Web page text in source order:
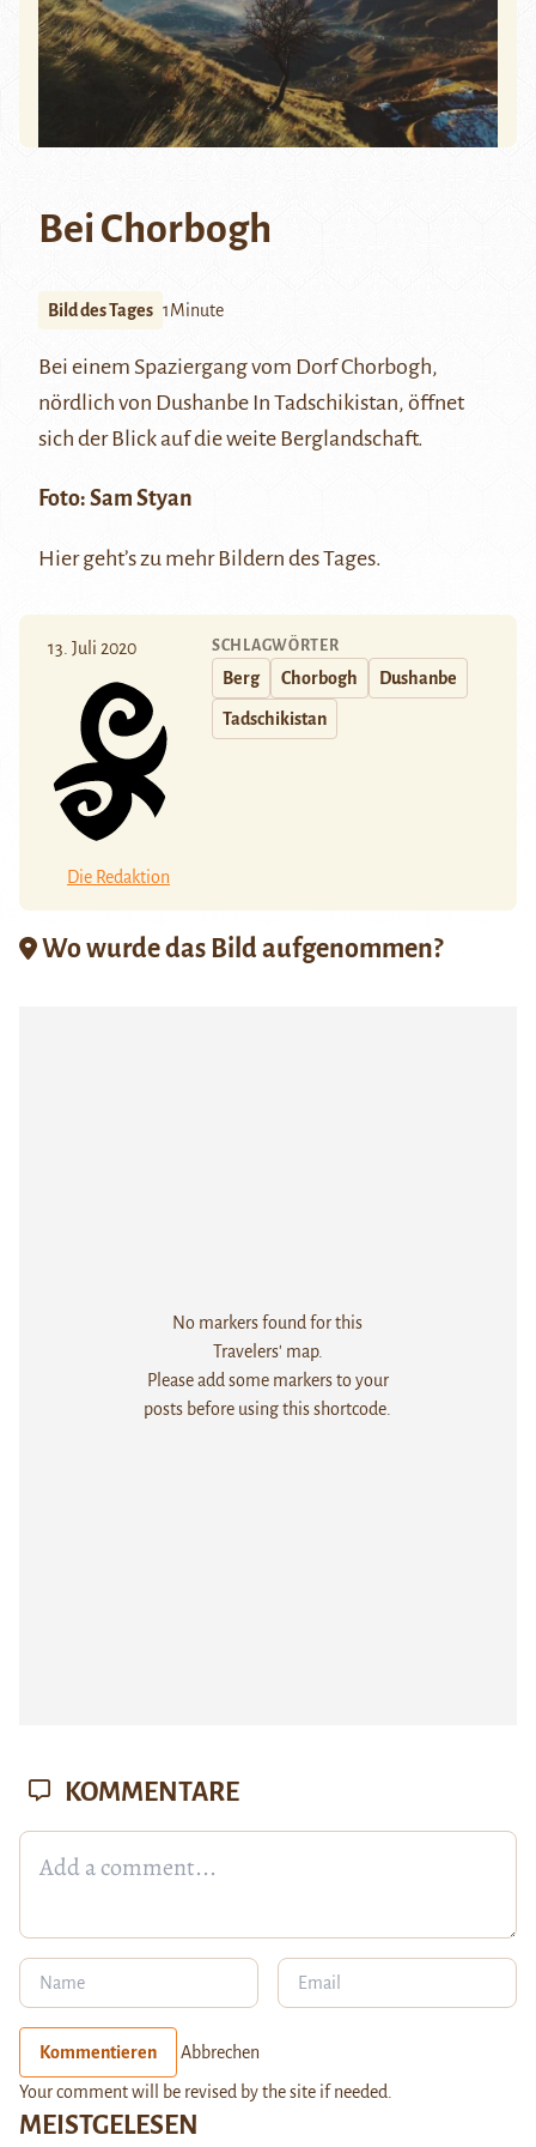
Bei Chorbogh
Bild des Tages 1Minute
Bei einem Spaziergang vom DorfChorbogh,
nördlich von Dushanbe In Tadschikistan, öffnet
sich der Blick auf die weite Berglandschaft.
Foto: Sam Styan
Hiergeht’s zu mehr Bildern des Tages.
13. Juli 2020
Die Redaktion
SCHLAGWÖRTER
Berg Chorbogh Dushanbe
Tadschikistan
Wo wurde das Bild aufgenommen?
No markers found for this
Travelers' map.
Please add some markers to your
posts before using this shortcode.
MEISTGELESEN
KOMMENTARE
Kommentieren Abbrechen
Your comment will be revised by the site if needed.